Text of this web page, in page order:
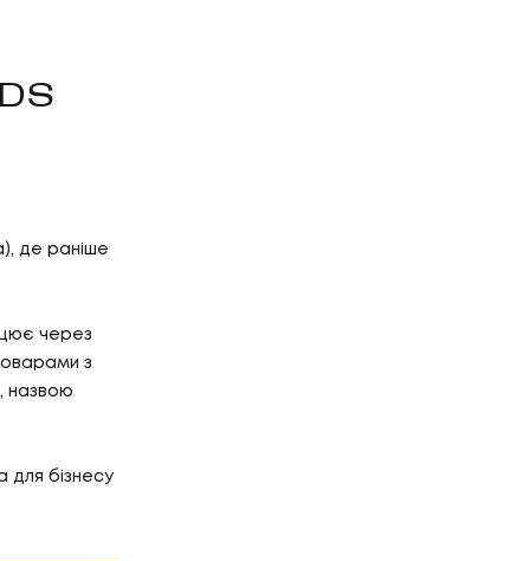
де раніше
через
з
назвою
для бізнесу